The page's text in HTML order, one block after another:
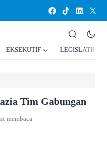
EKSEKUTIF LEGISLATIF
Tim Gabungan
membaca